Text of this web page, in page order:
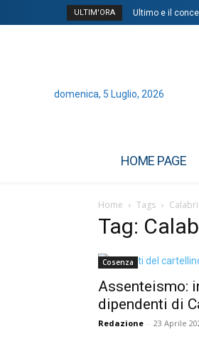
ULTIM'ORA Ultimo e il
domenica, 5 Luglio, 2026
HOME PAGE
Home Tags
Tag:
Cosenza
Assenteismo:
dipendenti di
Redazione - 23 Aprile